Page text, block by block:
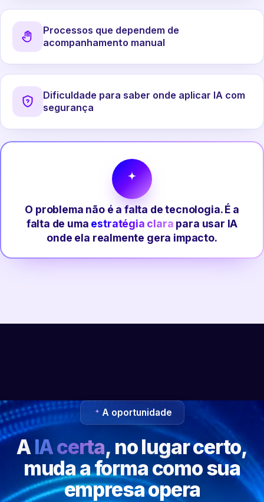
Processos que dependem de
acompanhamento manual
Dificuldade para saber onde aplicar IA com
segurança
O problema não é a falta de tecnologia. É a
falta de uma estratégia clara para usar IA
onde ela realmente gera impacto.
A oportunidade
AIA certa, no lugar certo,
muda a forma como sua
empresa opera